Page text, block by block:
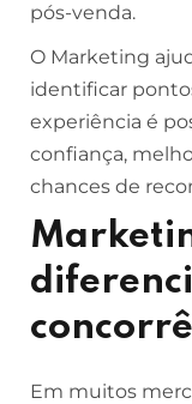
pós-venda.
O Marketing
identificar
experiência é
confiança,
chances de
Em muitos